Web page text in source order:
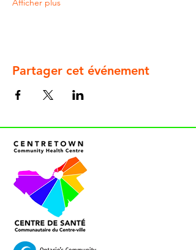
Afficher plus
Partager cet événement